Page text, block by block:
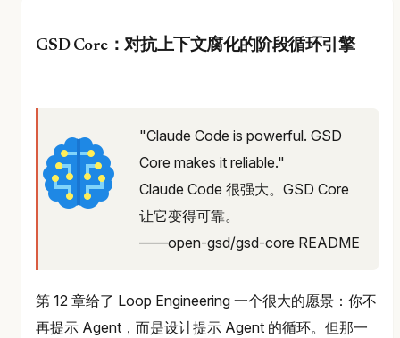
GSD Core：对抗上下文腐化的阶段循环引擎
"Claude Code is powerful. GSD
Core makes it reliable."
Claude Code 很强大。GSD Core
让它变得可靠。
——open-gsd/gsd-core README
第 12 章给了 Loop Engineering 一个很大的愿景：你不
再提示 Agent，而是设计提示 Agent 的循环。但那一